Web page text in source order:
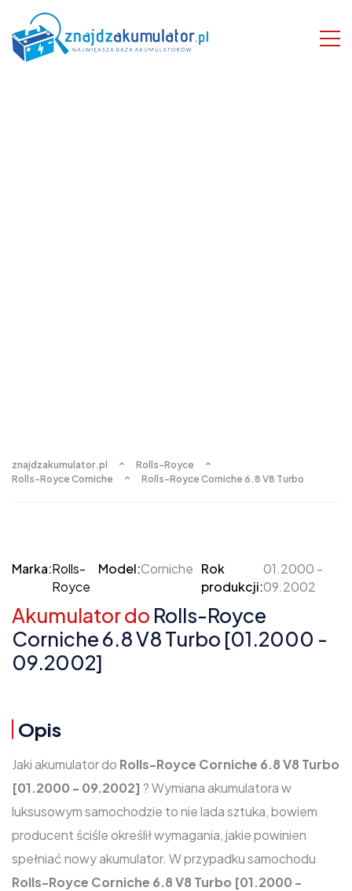
znajdzakumulator.pl
Rolls-Royce
Rolls-Royce Corniche
Rolls-Royce Corniche 6.8 V8 Turbo
Marka:Rolls-
Royce
Model:Corniche Rok
produkcji:
01.2000 -
09.2002
Akumulator do Rolls-Royce
Corniche 6.8 V8 Turbo [01.2000 -
09.2002]
Opis
Jaki akumulator do Rolls-Royce Corniche 6.8 V8 Turbo
[01.2000 - 09.2002] ? Wymiana akumulatora w
luksusowym samochodzie to nie lada sztuka, bowiem
producent ściśle określił wymagania, jakie powinien
spełniać nowy akumulator. W przypadku samochodu
Rolls-Royce Corniche 6.8 V8 Turbo [01.2000 -